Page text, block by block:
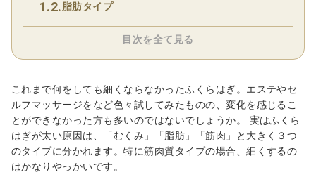
脂肪タイプ
目次を全て見る
これまで何をしても細くならなかったふくらはぎ。エステやセ
ルフマッサージをなど色々試してみたものの、変化を感じるこ
とができなかった方も多いのではないでしょうか。 実はふくら
はぎが太い原因は、「むくみ」「脂肪」「筋肉」と大きく３つ
のタイプに分かれます。特に筋肉質タイプの場合、細くするの
はかなりやっかいです。